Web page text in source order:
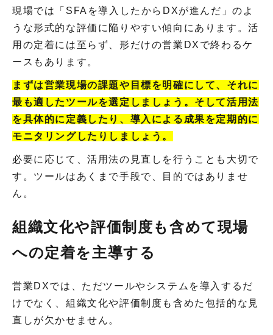
現場では「SFAを導入したからDXが進んだ」のよ
うな形式的な評価に陥りやすい傾向にあります。活
用の定着には至らず、形だけの営業DXで終わるケ
ースもあります。
まずは営業現場の課題や目標を明確にして、それに
最も適したツールを選定しましょう。そして活用法
を具体的に定義したり、導入による成果を定期的に
モニタリングしたりしましょう。
必要に応じて、活用法の見直しを行うことも大切で
す。ツールはあくまで手段で、目的ではありませ
ん。
組織文化や評価制度も含めて現場
への定着を主導する
営業DXでは、ただツールやシステムを導入するだ
けでなく、組織文化や評価制度も含めた包括的な見
直しが欠かせません。